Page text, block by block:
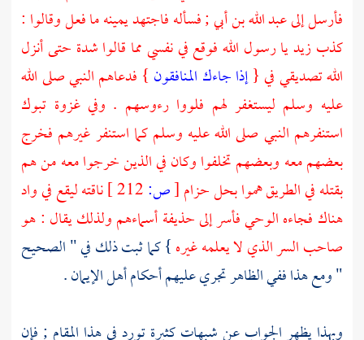
فأرسل إلىعبد الله بن أبي; فسأله فاجتهد يمينه ما فعل وقالوا :
كذبزيديا رسول الله فوقع في نفسي مما قالوا شدة حتى أنزل
الله تصديقي في {إذا جاءك المنافقون } فدعاهم النبي صلى الله
عليه وسلم ليستغفر لهم فلووا رءوسهم . وفي غزوة تبوك
استنفرهم النبي صلى الله عليه وسلم كما استنفر غيرهم فخرج
بعضهم معه وبعضهم تخلفوا وكان في الذين خرجوا معه من هم
بقتله في الطريق هموا بحل حزام[ص:
ناقته ليقع في واد
هناك فجاءه الوحي فأسر إلىحذيفةأسماءهم ولذلك يقال : هو
صاحب السر الذي لا يعلمه غيره} كما ثبت ذلك في " الصحيح
" ومع هذا ففي الظاهر تجري عليهم أحكام أهل الإيمان .
وبهذا يظهر الجواب عن شبهات كثيرة تورد في هذا المقام ; فإن